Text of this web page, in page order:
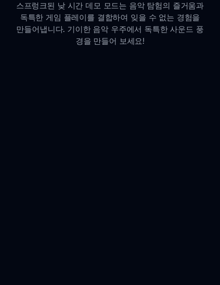
스프렁크된 낮 시간 데모 모드는 음악 탐험의 즐거움과
독특한 게임 플레이를 결합하여 잊을 수 없는 경험을
만들어냅니다. 기이한 음악 우주에서 독특한 사운드 풍
경을 만들어 보세요!